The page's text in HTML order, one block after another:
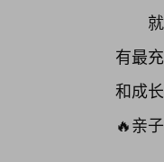
有最
和成
🔥亲